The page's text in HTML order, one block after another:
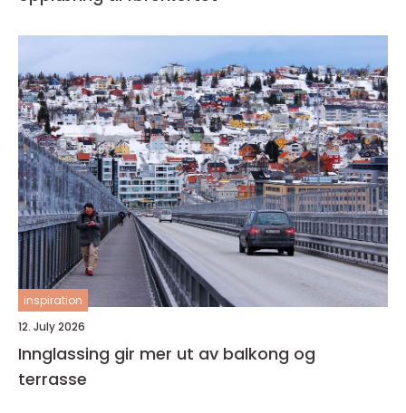
inspiration
12. July 2026
Innglassing gir mer ut av balkong og
terrasse